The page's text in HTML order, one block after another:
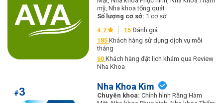
mỹ, Nha khoa tổng quát
Số lượng cơ sở: 1 cơ sở
4.7
15 Đánh giá
185 Khách hàng sử dụng dịch vụ mỗi
tháng
60 Khách hàng đặt lịch khám qua Review
Nha Khoa
#3 Nha Khoa Kim
Chuyên khoa: Chỉnh hình Răng Hàm